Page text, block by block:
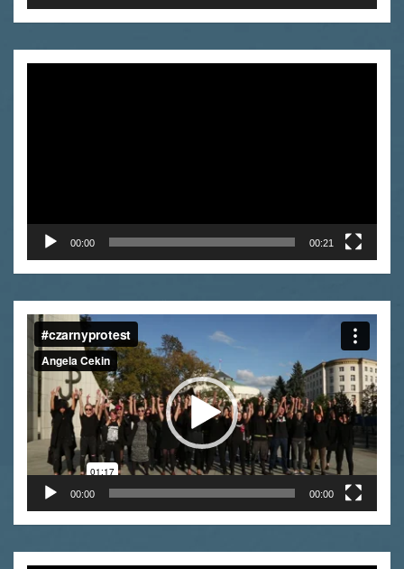
00:00 00:21
Odtwarzacz
video
00:00 00:00